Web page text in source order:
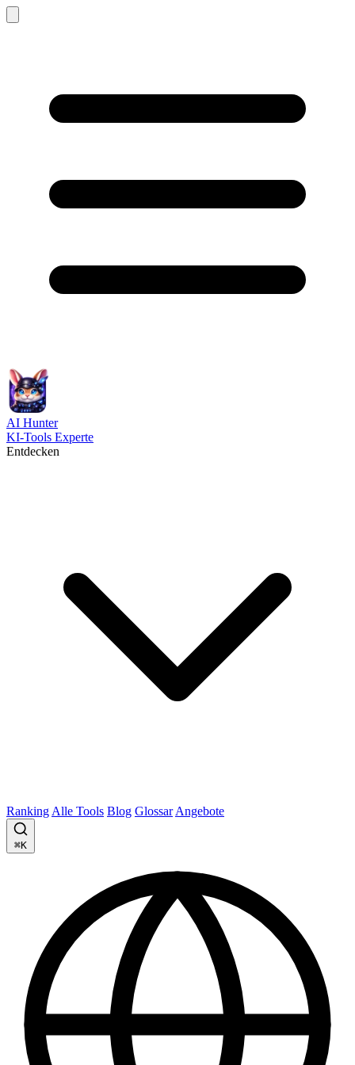
AI Hunter
KI-Tools Experte
Entdecken
Ranking Alle Tools Blog Glossar Angebote
⌘K